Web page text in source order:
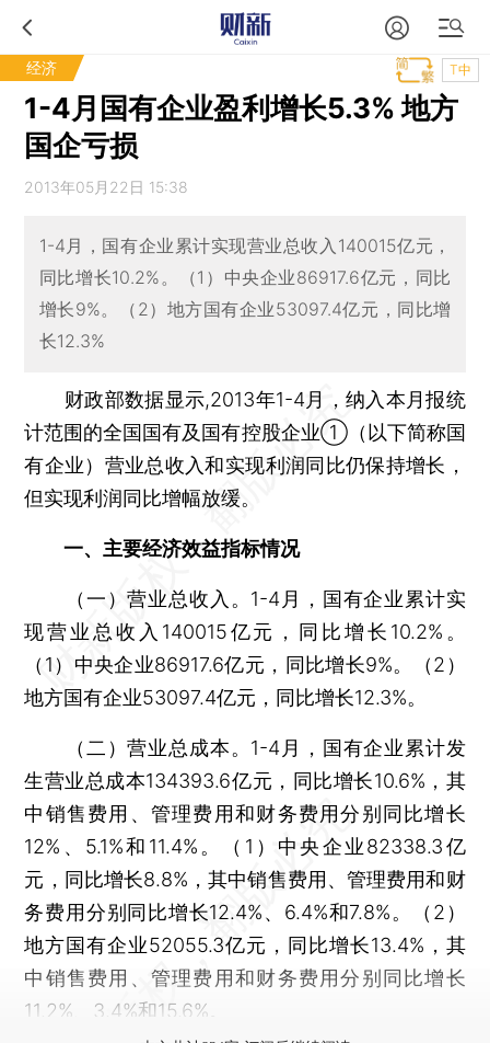
经济 T中
1-4月国有企业盈利增长5.3% 地方
国企亏损
2013年05月22日 15:38
1-4月，国有企业累计实现营业总收入140015亿元，
同比增长10.2%。（1）中央企业86917.6亿元，同比
增长9%。（2）地方国有企业53097.4亿元，同比增
长12.3%
财政部数据显示,2013年1-4月，纳入本月报统
计范围的全国国有及国有控股企业①（以下简称国
有企业）营业总收入和实现利润同比仍保持增长，
但实现利润同比增幅放缓。
一、主要经济效益指标情况
（一）营业总收入。1-4月，国有企业累计实
现营业总收入140015亿元，同比增长10.2%。
（1）中央企业86917.6亿元，同比增长9%。（2）
地方国有企业53097.4亿元，同比增长12.3%。
（二）营业总成本。1-4月，国有企业累计发
生营业总成本134393.6亿元，同比增长10.6%，其
中销售费用、管理费用和财务费用分别同比增长
12%、5.1%和11.4%。（1）中央企业82338.3亿
元，同比增长8.8%，其中销售费用、管理费用和财
务费用分别同比增长12.4%、6.4%和7.8%。（2）
地方国有企业52055.3亿元，同比增长13.4%，其
中销售费用、管理费用和财务费用分别同比增长
11.2%、3.4%和15.6%。